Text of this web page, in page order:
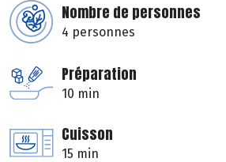
Nombre de personnes
4 personnes
Préparation
10 min
Cuisson
15 min